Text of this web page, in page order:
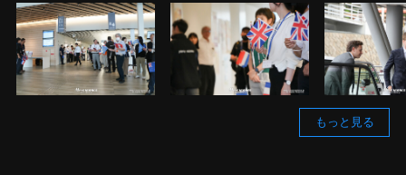
もっと見る